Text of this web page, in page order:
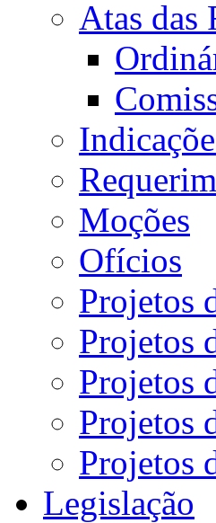
Atas das
Moções
Ofícios
Projetos
Projetos
Projetos
Projetos
Projetos
Legislação